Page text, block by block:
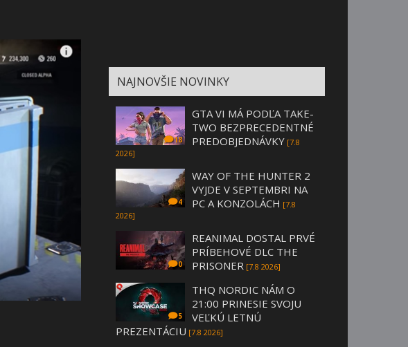
NAJNOVŠIE NOVINKY
18
GTA VI MÁ PODĽA TAKE-
TWO BEZPRECEDENTNÉ
PREDOBJEDNÁVKY [7.8
2026]
4
WAY OF THE HUNTER 2
VYJDE V SEPTEMBRI NA
PC A KONZOLÁCH [7.8
2026]
0
REANIMAL DOSTAL PRVÉ
PRÍBEHOVÉ DLC THE
PRISONER [7.8 2026]
5
THQ NORDIC NÁM O
21:00 PRINESIE SVOJU
VEĽKÚ LETNÚ
PREZENTÁCIU [7.8 2026]